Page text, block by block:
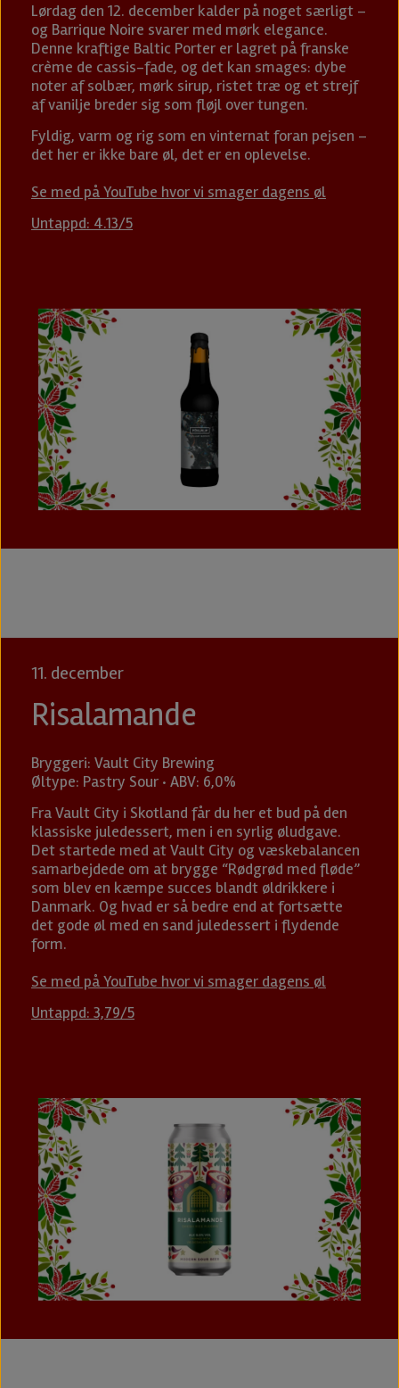
Lørdag den 12. december kalder på noget særligt –
og Barrique Noire svarer med mørk elegance.
Denne kraftige Baltic Porter er lagret på franske
crème de cassis-fade, og det kan smages: dybe
noter af solbær, mørk sirup, ristet træ og et strejf
af vanilje breder sig som fløjl over tungen.
Fyldig, varm og rig som en vinternat foran pejsen –
det her er ikke bare øl, det er en oplevelse.
Se med på YouTube hvor vi smager dagens øl
Untappd: 4.13/5
11. december
Risalamande
Bryggeri: Vault City Brewing
Øltype: Pastry Sour · ABV: 6,0%
Fra Vault City i Skotland får du her et bud på den
klassiske juledessert, men i en syrlig øludgave.
Det startede med at Vault City og væskebalancen
samarbejdede om at brygge “Rødgrød med fløde”
som blev en kæmpe succes blandt øldrikkere i
Danmark. Og hvad er så bedre end at fortsætte
det gode øl med en sand juledessert i flydende
form.
Se med på YouTube hvor vi smager dagens øl
Untappd: 3,79/5